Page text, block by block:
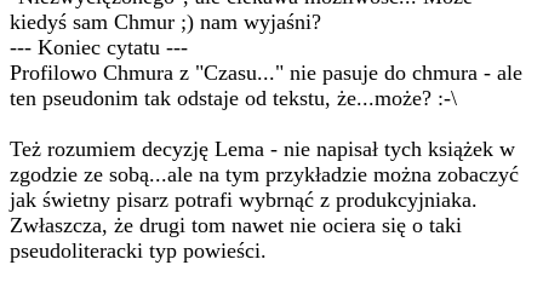
kiedyś sam Chmur ;) nam wyjaśni?
--- Koniec cytatu ---
Profilowo Chmura z "Czasu..." nie pasuje do chmura - ale
ten pseudonim tak odstaje od tekstu, że...może? :-\
Też rozumiem decyzję Lema - nie napisał tych książek w
zgodzie ze sobą...ale na tym przykładzie można zobaczyć
jak świetny pisarz potrafi wybrnąć z produkcyjniaka.
Zwłaszcza, że drugi tom nawet nie ociera się o taki
pseudoliteracki typ powieści.